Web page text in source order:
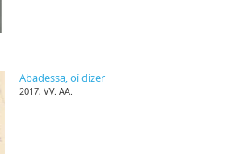
Abadessa, oí dizer
2017, VV. AA.